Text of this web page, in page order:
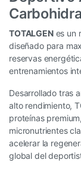
TOTALGENes un
diseñado para
reservas
entrenamientos
Desarrollado tras
alto rendimiento,
proteínas
micronutrientes
acelerar la
global del